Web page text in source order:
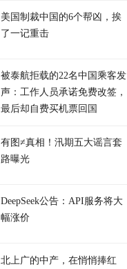
美国制裁中国的6个帮凶，挨
了一记重击
被泰航拒载的22名中国乘客发
声：工作人员承诺免费改签，
最后却自费买机票回国
有图≠真相！汛期五大谣言套
路曝光
DeepSeek公告：API服务将大
幅涨价
北上广的中产，在悄悄捧红